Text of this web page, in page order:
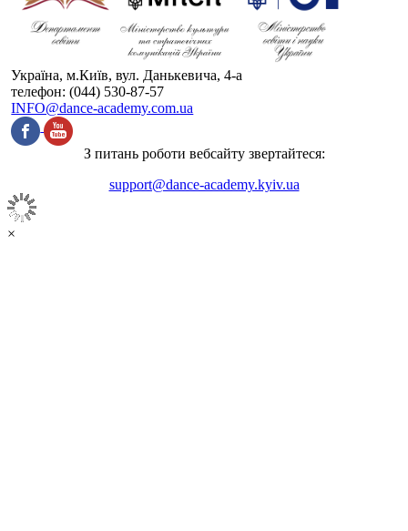
Україна, м.Київ, вул. Данькевича, 4-а
телефон: (044) 530-87-57
INFO@dance-academy.com.ua